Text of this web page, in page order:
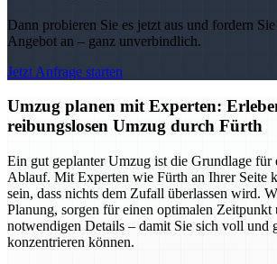
Dann probieren Sie es jetzt aus und fordern
Angebot an – ganz unverbindlich.
Jetzt Anfrage starten
Umzug planen mit Experten:
reibungslosen Umzug durch Fürth
Ein gut geplanter Umzug ist die Grundlage für
Ablauf. Mit Experten wie Fürth an Ihrer Seite
sein, dass nichts dem Zufall überlassen wird.
Planung, sorgen für einen optimalen
notwendigen Details – damit Sie sich voll und
konzentrieren können.